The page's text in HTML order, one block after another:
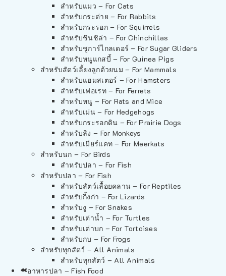
สำหรับแมว – For Cats
สำหรับกระต่าย – For Rabbits
สำหรับกระรอก – For Squirrels
สำหรับชินชิล่า – For Chinchillas
สำหรับชูการ์ไกลเดอร์ – For Sugar Gliders
สำหรับหนูแกสบี้ – For Guinea Pigs
สำหรับสัตว์เลี้ยงลูกด้วยนม – For Mammals
สำหรับแฮมสเตอร์ – For Hamsters
สำหรับเฟอเรท – For Ferrets
สำหรับหนู – For Rats and Mice
สำหรับเม่น – For Hedgehogs
สำหรับกระรอกดิน – For Prairie Dogs
สำหรับลิง – For Monkeys
สำหรับเมียร์แคท – For Meerkats
สำหรับนก – For Birds
สำหรับปลา – For Fish
สำหรับปลา – For Fish
สำหรับสัตว์เลื้อยคลาน – For Reptiles
สำหรับกิ้งก่า – For Lizards
สำหรับงู – For Snakes
สำหรับเต่าน้ำ – For Turtles
สำหรับเต่าบก – For Tortoises
สำหรับกบ – For Frogs
สำหรับทุกสัตว์ – All Animals
สำหรับทุกสัตว์ – All Animals
อาหารปลา – Fish Food